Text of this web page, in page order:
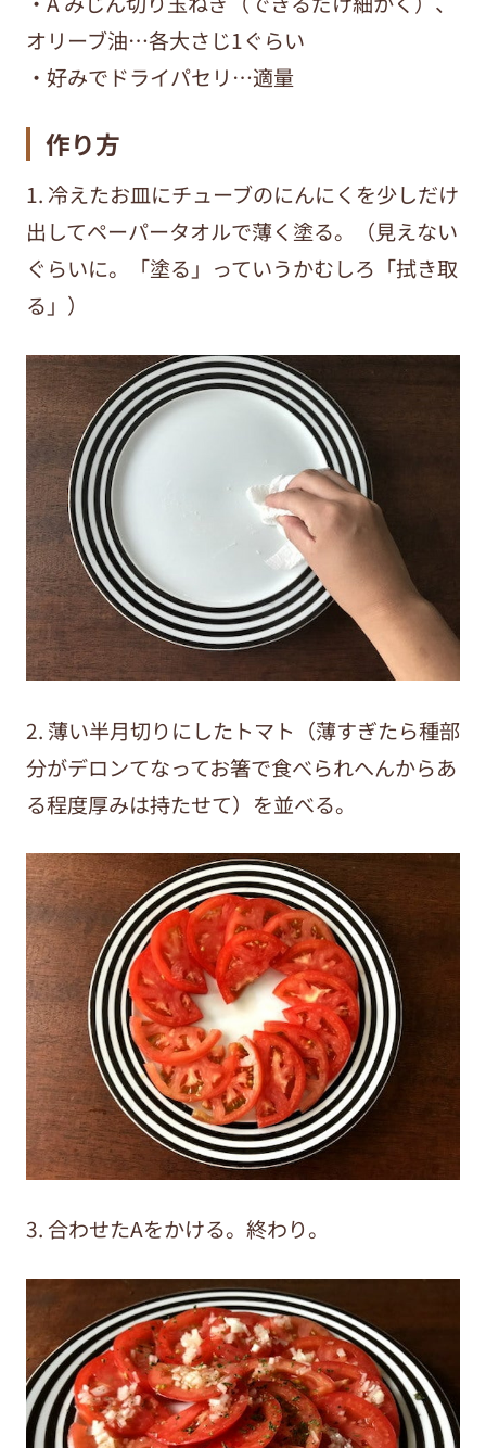
オリーブ油…各大さじ1ぐらい
・好みでドライパセリ…適量
作り方
1. 冷えたお皿にチューブのにんにくを少しだけ
出してペーパータオルで薄く塗る。（見えない
ぐらいに。「塗る」っていうかむしろ「拭き取
る」）
2. 薄い半月切りにしたトマト（薄すぎたら種部
分がデロンてなってお箸で食べられへんからあ
る程度厚みは持たせて）を並べる。
3. 合わせたAをかける。終わり。